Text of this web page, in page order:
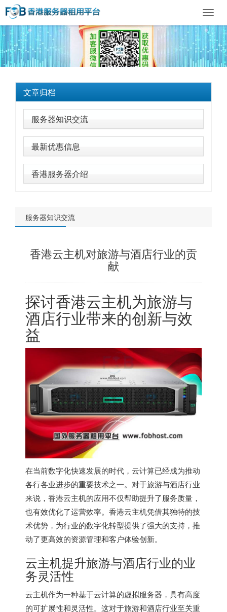
文章归档
服务器知识交流
最新优惠信息
香港服务器介绍
服务器知识交流
香港云主机对旅游与酒店行业的贡
献
探讨香港云主机为旅游与
酒店行业带来的创新与效
益
在当前数字化快速发展的时代，云计算已经成为推动
各行各业进步的重要技术之一。对于旅游与酒店行业
来说，香港云主机的应用不仅帮助提升了服务质量，
也有效优化了运营效率。 香港云主机凭借其独特的技
术优势，为行业的数字化转型提供了强大的支持，推
动了更高效的资源管理和客户体验创新。
云主机提升旅游与酒店行业的业
务灵活性
云主机作为一种基于云计算的虚拟服务器，具有高度
的可扩展性和灵活性。这对于旅游和酒店行业至关重